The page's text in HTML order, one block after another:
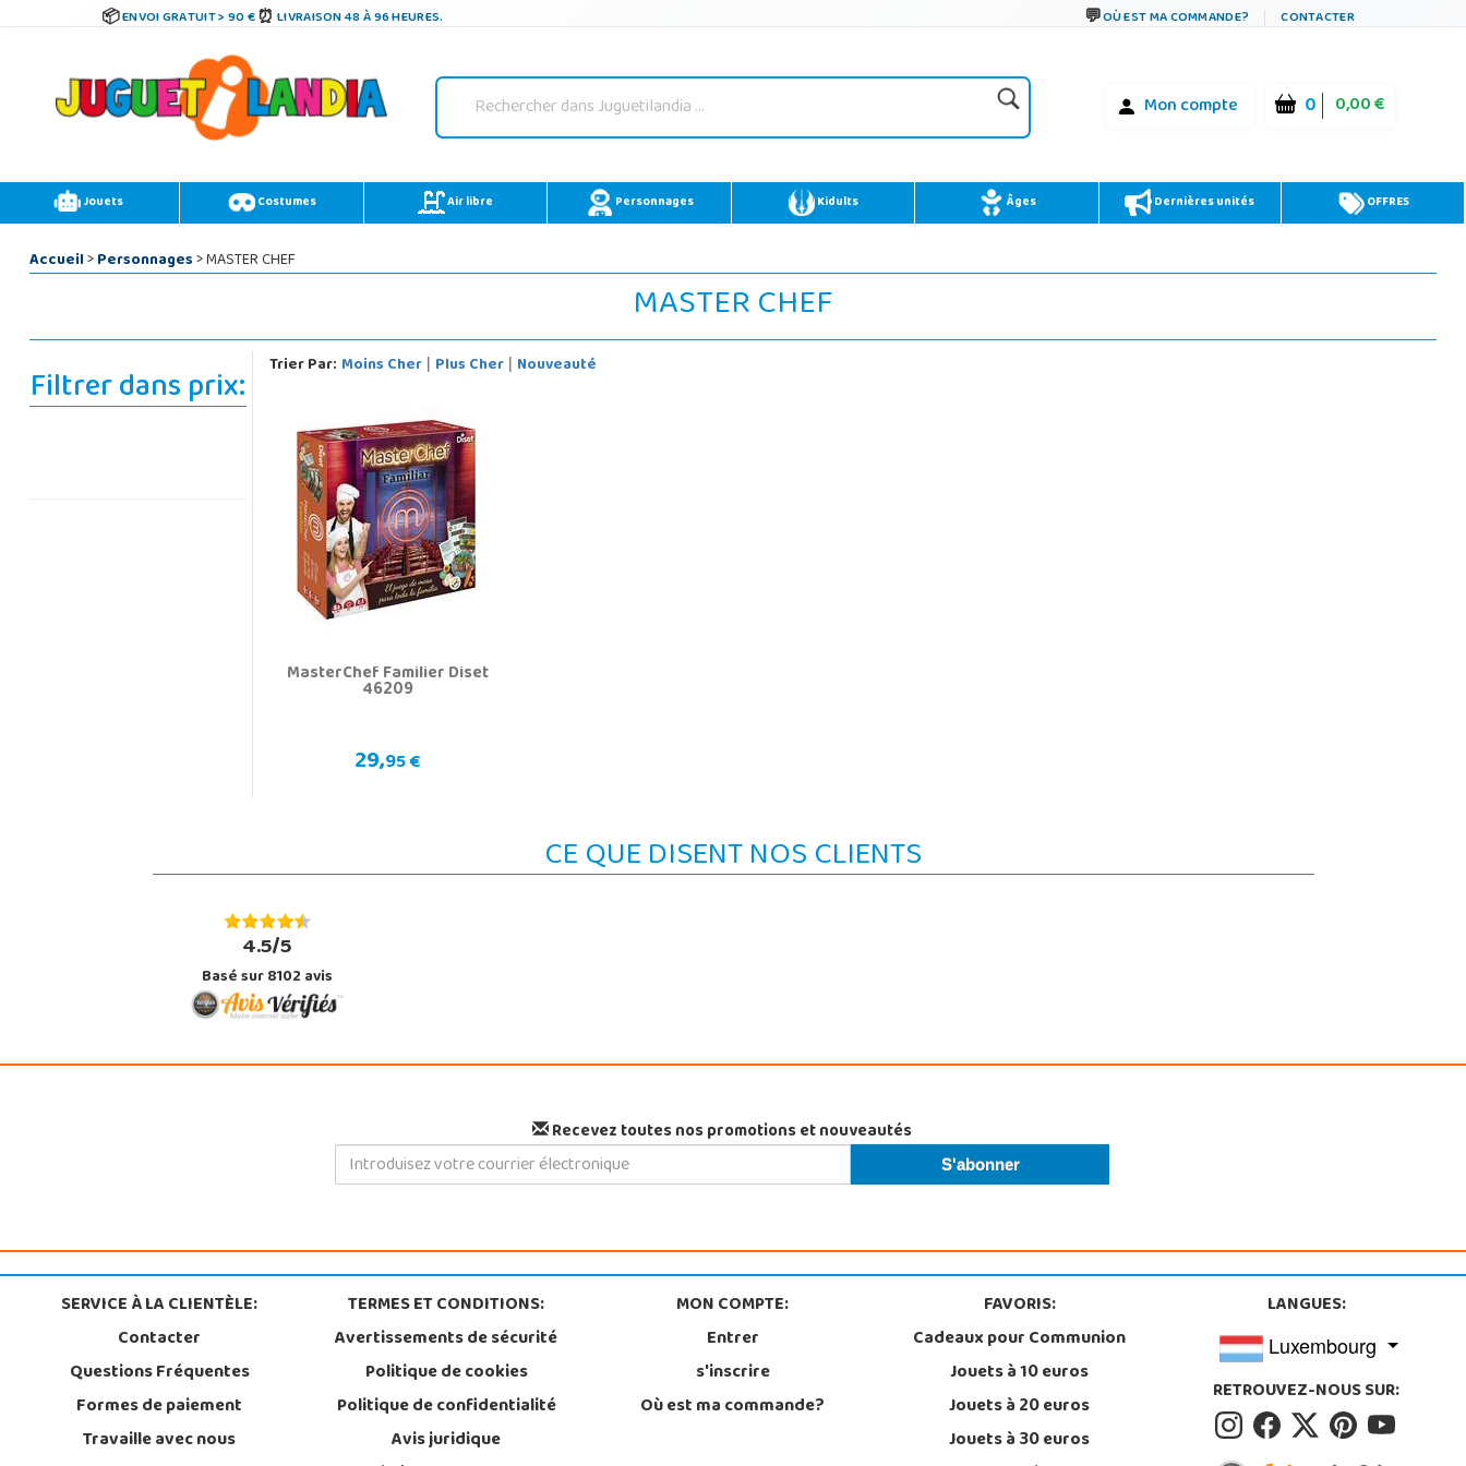
ENVOI GRATUIT > 90 € LIVRAISON 48 À 96 HEURES. OÙ EST MA COMMANDE? CONTACTER
Mon compte 0 0,00 €
Jouets Costumes Air libre Personnages Kidults Âges Dernières unités OFFRES
Accueil>Personnages> MASTER CHEF
MASTER CHEF
Filtrer dans prix: Trier Par: Moins Cher| Plus Cher| Nouveauté
MasterChef Familier Diset
46209
29,95 €
CE QUE DISENT NOS CLIENTS
4.5/5
Basé sur 8102 avis
Recevez toutes nos promotions et nouveautés
SERVICE À LA CLIENTÈLE:
Contacter
Questions Fréquentes
Formes de paiement
Travaille avec nous
TERMES ET CONDITIONS:
Avertissements de sécurité
Politique de cookies
Politique de confidentialité
Avis juridique
MON COMPTE:
Entrer
s'inscrire
Où est ma commande?
FAVORIS:
Cadeaux pour Communion
Jouets à 10 euros
Jouets à 20 euros
Jouets à 30 euros
LANGUES:
Luxembourg
RETROUVEZ-NOUS SUR: